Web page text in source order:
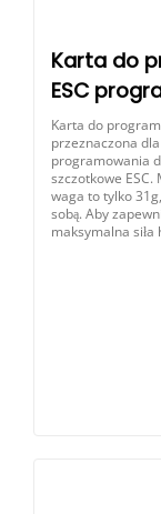
Karta do
ESC
Karta do
przeznaczona
programowania
szczotkowe
waga to tylko
sobą. Aby
maksymalna